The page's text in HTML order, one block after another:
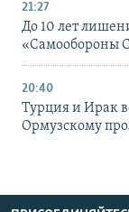
21:27
До 10 лет
«Самообороны
20:40
Турция и Ирак
Ормузскому